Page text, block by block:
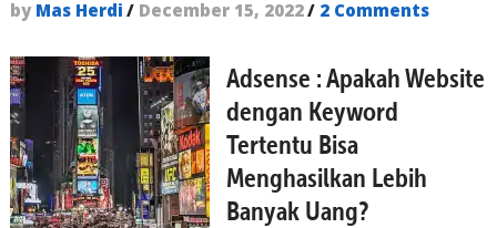
by Mas Herdi / December 15, 2022/ 2 Comments
Adsense : Apakah Website
dengan Keyword
Tertentu Bisa
Menghasilkan Lebih
Banyak Uang?